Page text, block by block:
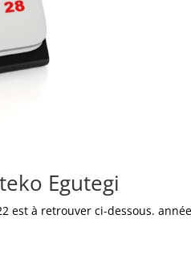
Egutegi
est à retrouver ci-dessous.